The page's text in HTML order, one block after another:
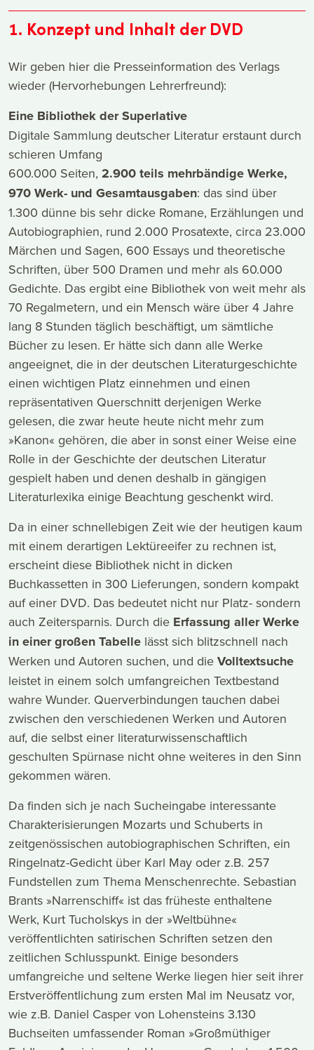
1. Konzept und Inhalt der DVD
Wir geben hier die Presseinformation des Verlags
wieder (Hervorhebungen Lehrerfreund):
Eine Bibliothek der Superlative
Digitale Sammlung deutscher Literatur erstaunt durch
schieren Umfang
600.000 Seiten, 2.900 teils mehrbändige Werke,
970 Werk- und Gesamtausgaben: das sind über
1.300 dünne bis sehr dicke Romane, Erzählungen und
Autobiographien, rund 2.000 Prosatexte, circa 23.000
Märchen und Sagen, 600 Essays und theoretische
Schriften, über 500 Dramen und mehr als 60.000
Gedichte. Das ergibt eine Bibliothek von weit mehr als
70 Regalmetern, und ein Mensch wäre über 4 Jahre
lang 8 Stunden täglich beschäftigt, um sämtliche
Bücher zu lesen. Er hätte sich dann alle Werke
angeeignet, die in der deutschen Literaturgeschichte
einen wichtigen Platz einnehmen und einen
repräsentativen Querschnitt derjenigen Werke
gelesen, die zwar heute heute nicht mehr zum
»Kanon« gehören, die aber in sonst einer Weise eine
Rolle in der Geschichte der deutschen Literatur
gespielt haben und denen deshalb in gängigen
Literaturlexika einige Beachtung geschenkt wird.
Da in einer schnellebigen Zeit wie der heutigen kaum
mit einem derartigen Lektüreeifer zu rechnen ist,
erscheint diese Bibliothek nicht in dicken
Buchkassetten in 300 Lieferungen, sondern kompakt
auf einer DVD. Das bedeutet nicht nur Platz- sondern
auch Zeitersparnis. Durch die Erfassung aller Werke
in einer großen Tabelle lässt sich blitzschnell nach
Werken und Autoren suchen, und die Volltextsuche
leistet in einem solch umfangreichen Textbestand
wahre Wunder. Querverbindungen tauchen dabei
zwischen den verschiedenen Werken und Autoren
auf, die selbst einer literaturwissenschaftlich
geschulten Spürnase nicht ohne weiteres in den Sinn
gekommen wären.
Da finden sich je nach Sucheingabe interessante
Charakterisierungen Mozarts und Schuberts in
zeitgenössischen autobiographischen Schriften, ein
Ringelnatz-Gedicht über Karl May oder z.B. 257
Fundstellen zum Thema Menschenrechte. Sebastian
Brants »Narrenschiff« ist das früheste enthaltene
Werk, Kurt Tucholskys in der »Weltbühne«
veröffentlichten satirischen Schriften setzen den
zeitlichen Schlusspunkt. Einige besonders
umfangreiche und seltene Werke liegen hier seit ihrer
Erstveröffentlichung zum ersten Mal im Neusatz vor,
wie z.B. Daniel Casper von Lohensteins 3.130
Buchseiten umfassender Roman »Großmüthiger